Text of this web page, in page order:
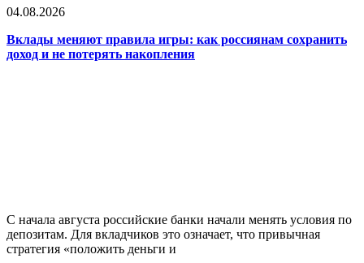
04.08.2026
Вклады меняют правила игры: как россиянам сохранить
доход и не потерять накопления
С начала августа российские банки начали менять условия по
депозитам. Для вкладчиков это означает, что привычная
стратегия «положить деньги и